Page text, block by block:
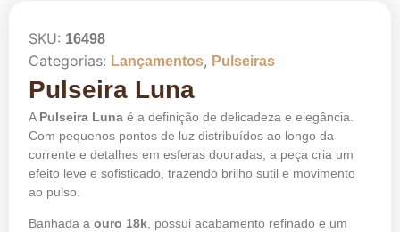
SKU: 16498
Categorias: Lançamentos, Pulseiras
Pulseira Luna
A Pulseira Luna é a definição de delicadeza e elegância.
Com pequenos pontos de luz distribuídos ao longo da
corrente e detalhes em esferas douradas, a peça cria um
efeito leve e sofisticado, trazendo brilho sutil e movimento
ao pulso.
Banhada a ouro 18k , possui acabamento refinado e um